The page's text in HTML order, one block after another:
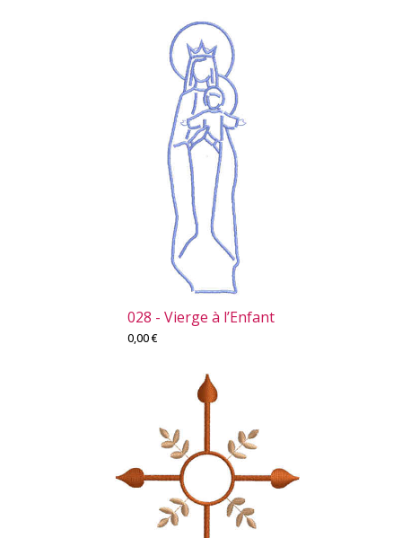
028 - Vierge à l’Enfant
0,00€